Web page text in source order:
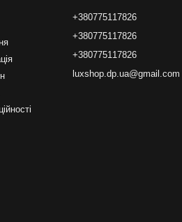
+380775117826
+380775117826
+380775117826
luxshop.dp.ua@gmail.com